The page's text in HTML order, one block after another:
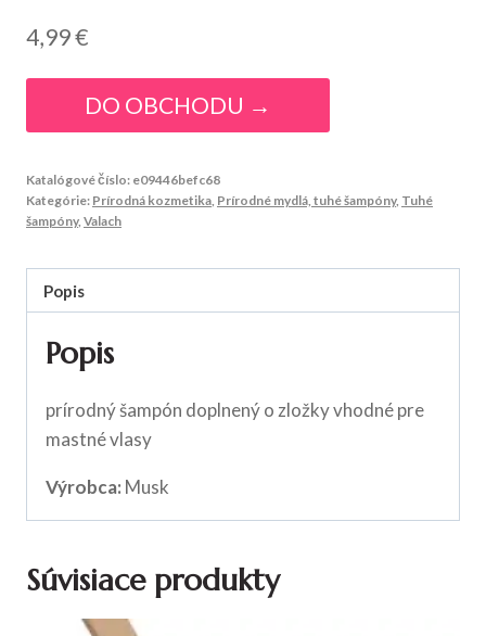
4,99€
DO OBCHODU →
Katalógové číslo: e09446befc68
Kategórie: Prírodná kozmetika Prírodné mydlá, tuhé šampóny, Tuhé
šampóny, Valach
Popis
Popis
prírodný šampón doplnený o zložky vhodné pre
mastné vlasy
Výrobca: Musk
Súvisiace produkty